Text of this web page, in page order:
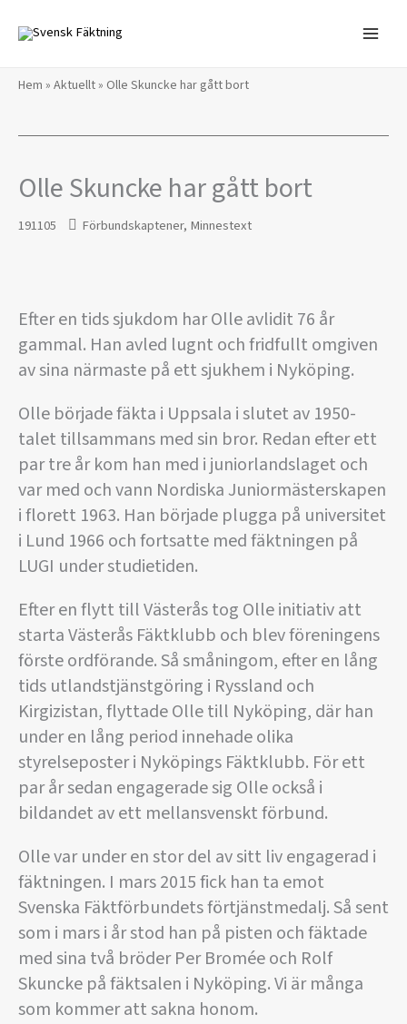
innehåll
Hem » Aktuellt» Olle Skuncke har gått bort
Olle Skuncke har gått bort
191105 Förbundskaptener, Minnestext
Efter en tids sjukdom har Olle avlidit 76 år
gammal. Han avled lugnt och fridfullt omgiven
av sina närmaste på ett sjukhem i Nyköping.
Olle började fäkta i Uppsala i slutet av 1950-
talet tillsammans med sin bror. Redan efter ett
par tre år kom han med i juniorlandslaget och
var med och vann Nordiska Juniormästerskapen
i florett 1963. Han började plugga på universitet
i Lund 1966 och fortsatte med fäktningen på
LUGI under studietiden.
Efter en flytt till Västerås tog Olle initiativ att
starta Västerås Fäktklubb och blev föreningens
förste ordförande. Så småningom, efter en lång
tids utlandstjänstgöring i Ryssland och
Kirgizistan, flyttade Olle till Nyköping, där han
under en lång period innehade olika
styrelseposter i Nyköpings Fäktklubb. För ett
par år sedan engagerade sig Olle också i
bildandet av ett mellansvenskt förbund.
Olle var under en stor del av sitt liv engagerad i
fäktningen. I mars 2015 fick han ta emot
Svenska Fäktförbundets förtjänstmedalj. Så sent
som i mars i år stod han på pisten och fäktade
med sina två bröder Per Bromée och Rolf
Skuncke på fäktsalen i Nyköping. Vi är många
som kommer att sakna honom.